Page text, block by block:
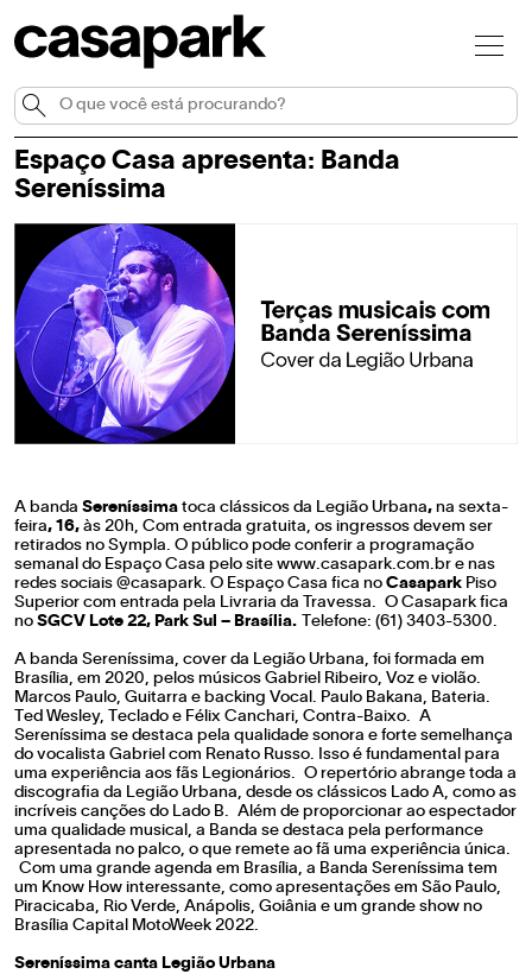
Espaço Casa apresenta: Banda
Sereníssima
A banda Sereníssima toca clássicos da Legião Urbana, na sexta-
feira, 16, às 20h, Com entrada gratuita, os ingressos devem ser
retirados no Sympla. O público pode conferir a programação
semanal do Espaço Casa pelo site www.casapark.com.br e nas
redes sociais @casapark. O Espaço Casa fica no Casapark Piso
Superior com entrada pela Livraria da Travessa. O Casapark fica
no SGCV Lote 22, Park Sul – Brasília. Telefone: (61) 3403-5300.
A banda Sereníssima, cover da Legião Urbana, foi formada em
Brasília, em 2020, pelos músicos Gabriel Ribeiro, Voz e violão.
Marcos Paulo, Guitarra e backing Vocal. Paulo Bakana, Bateria.
Ted Wesley, Teclado e Félix Canchari, Contra-Baixo. A
Sereníssima se destaca pela qualidade sonora e forte semelhança
do vocalista Gabriel com Renato Russo. Isso é fundamental para
uma experiência aos fãs Legionários. O repertório abrange toda a
discografia da Legião Urbana, desde os clássicos Lado A, como as
incríveis canções do Lado B. Além de proporcionar ao espectador
uma qualidade musical, a Banda se destaca pela performance
apresentada no palco, o que remete ao fã uma experiência única.
Com uma grande agenda em Brasília, a Banda Sereníssima tem
um Know How interessante, como apresentações em São Paulo,
Piracicaba, Rio Verde, Anápolis, Goiânia e um grande show no
Brasília Capital MotoWeek 2022.
Sereníssima canta Legião Urbana